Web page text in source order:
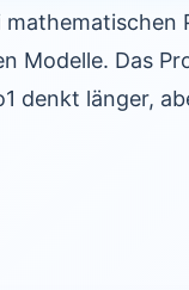
Modelle. Das
denkt länger,